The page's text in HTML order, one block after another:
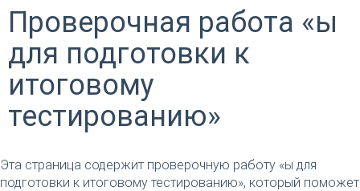
Проверочная работа «ы
для подготовки к
итоговому
тестированию»
Эта страница содержит проверочную работу «ы для
подготовки к итоговому тестированию», который поможет